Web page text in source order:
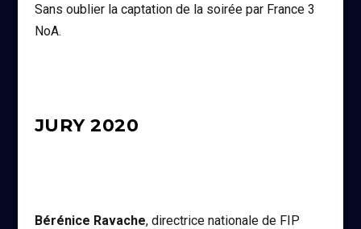
Sans oublier la captation de la soirée par France 3
NoA.
JURY 2020
Bérénice Ravache, directrice nationale de FIP